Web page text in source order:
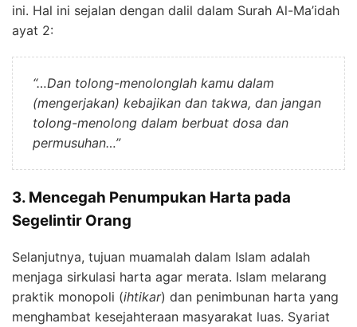
ini. Hal ini sejalan dengan dalil dalam Surah Al-Ma’idah
ayat 2:
“…Dan tolong-menolonglah kamu dalam
(mengerjakan) kebajikan dan takwa, dan jangan
tolong-menolong dalam berbuat dosa dan
permusuhan…”
3. Mencegah Penumpukan Harta pada
Segelintir Orang
Selanjutnya, tujuan muamalah dalam Islam adalah
menjaga sirkulasi harta agar merata. Islam melarang
praktik monopoli (ihtikar) dan penimbunan harta yang
menghambat kesejahteraan masyarakat luas. Syariat